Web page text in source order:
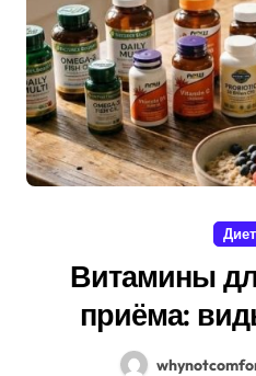
Витамины
приёма: